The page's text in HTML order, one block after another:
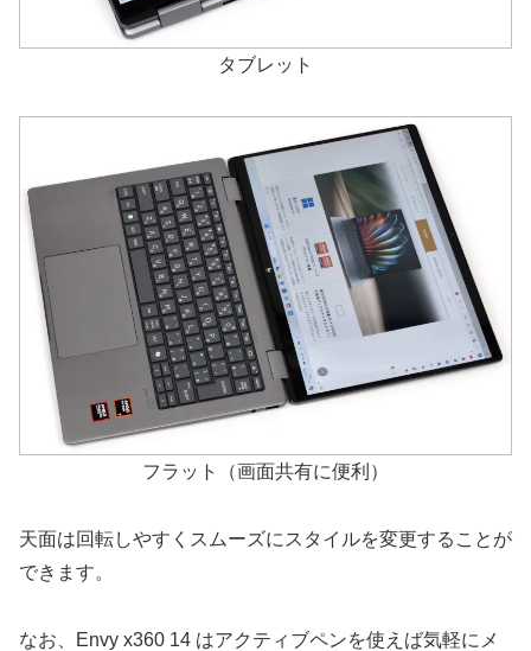
タブレット
フラット（画面共有に便利）
天面は回転しやすくスムーズにスタイルを変更することが
できます。
なお、Envy x360 14 はアクティブペンを使えば気軽にメ